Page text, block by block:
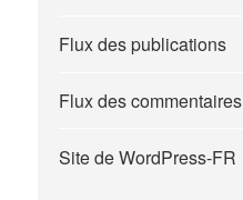
Flux des publications
Flux des commentaires
Site de WordPress-FR